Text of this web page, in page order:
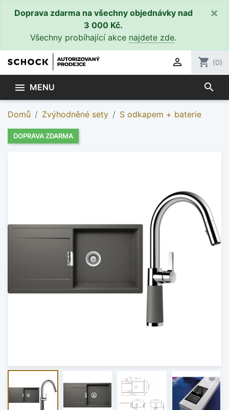
Doprava zdarma na všechny objednávky nad
3 000 Kč.
Všechny probíhající akce najdete zde.
×
 shopping_cart (0)
 MENU search
Domů Zvýhodněné sety S odkapem + baterie
DOPRAVA ZDARMA